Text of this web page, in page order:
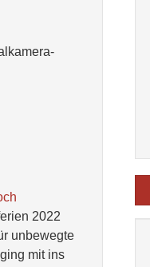
2022
unbewegte
mit ins